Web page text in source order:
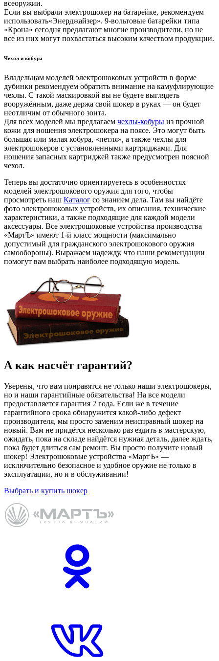
всеоружии.
Если вы выбрали электрошокер на батарейке, рекомендуем
использовать«Энерджайзер». 9-вольтовые батарейки типа
«Крона» сегодня предлагают многие производители, но не
все из них могут похвастаться высоким качеством продукции.
Чехол и кобура
Владельцам моделей электрошоковых устройств в форме
дубинки рекомендуем обратить внимание на камуфлирующие
чехлы. С такой маскировкой вы не будете выглядеть
вооружённым, даже держа свой шокер в руках — он будет
неотличим от обычного зонта.
Для всех моделей мы предлагаем чехлы-кобуры из прочной
кожи для ношения электрошокера на поясе. Это могут быть
большая или малая кобура, «петля», а также чехлы для
электрошокеров с установленными картриджами. Для
ношения запасных картриджей также предусмотрен поясной
чехол.
Теперь вы достаточно ориентируетесь в особенностях
моделей электрошокового оружия для того, чтобы
просмотреть наш Каталог со знанием дела. Там вы найдёте
фото электрошоковых устройств, их описания, технические
характеристики, а также подходящие для каждой модели
аксессуары. Все электрошоковые устройства производства
«МартЪ» имеют 1-й класс мощности (максимально
допустимый для гражданского электрошокового оружия
самообороны). Выражаем надежду, что наши рекомендации
помогут вам выбрать наиболее подходящую модель.
А как насчёт гарантий?
Уверены, что вам понравятся не только наши электрошокеры,
но и наши гарантийные обязательства! На все модели
предоставляется гарантия 2 года. Если же в течение
гарантийного срока обнаружится какой-либо дефект
производителя, мы просто заменим неисправный шокер на
новый. Вам не придётся несколько раз ездить в мастерскую,
ожидать, пока на складе найдётся нужная деталь, далее ждать,
пока будет длиться сам ремонт. Вы просто получите новый
шокер! Электрошоковые устройства «МартЪ» —
исключительно безопасное и удобное оружие не только в
эксплуатации, но и в обслуживании!
Выбрать и купить шокер